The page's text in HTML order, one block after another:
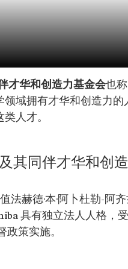
才华和创造力基金会也
域拥有才华和创造力
人才。
其同伴才华和创
法赫德·本·阿卜杜勒-阿
具有独立法人人格，
策实施。